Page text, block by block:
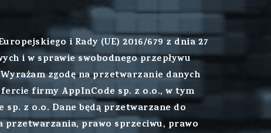
i Rady (UE) 2016/679 z dnia 27
i w sprawie swobodnego przepływu
zgodę na przetwarzanie danych
firmy AppInCode sp. z o.o., w tym
z o.o. Dane będą przetwarzane do
przetwarzania, prawo sprzeciwu, prawo